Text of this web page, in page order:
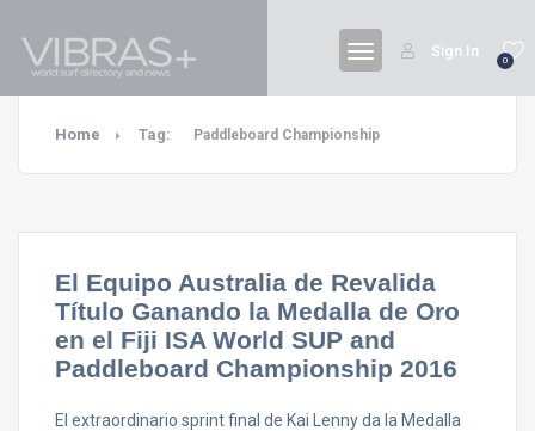
0
Sign In
Home Tag: Paddleboard Championship
El Equipo Australia de Revalida
Título Ganando la Medalla de Oro
en el Fiji ISA World SUP and
Paddleboard Championship 2016
El extraordinario sprint final de Kai Lenny da la Medalla